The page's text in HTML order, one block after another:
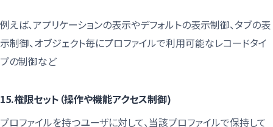
例えば、アプリケーションの表示やデフォルトの表示制御、タブの表
示制御、オブジェクト毎にプロファイルで利用可能なレコードタイ
プの制御など
15.権限セット（操作や機能アクセス制御)
プロファイルを持つユーザに対して、当該プロファイルで保持して